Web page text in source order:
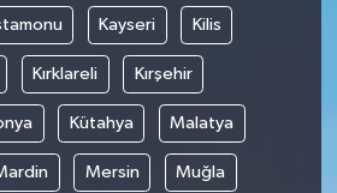
Kayseri Kilis
Kırklareli Kırşehir
Kütahya Malatya
Mersin Muğla